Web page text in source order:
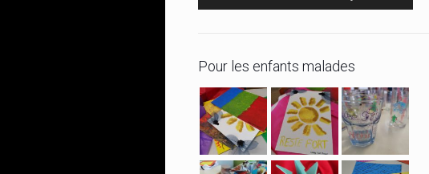
augmenter
ou
diminuer
le
volume.
Pour les enfants malades